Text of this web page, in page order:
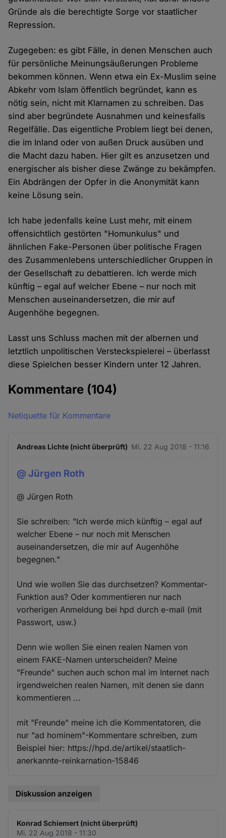
Gründe als die berechtigte Sorge vor staatlicher
Repression.
Zugegeben: es gibt Fälle, in denen Menschen auch
für persönliche Meinungsäußerungen Probleme
bekommen können. Wenn etwa ein Ex-Muslim seine
Abkehr vom Islam öffentlich begründet, kann es
nötig sein, nicht mit Klarnamen zu schreiben. Das
sind aber begründete Ausnahmen und keinesfalls
Regelfälle. Das eigentliche Problem liegt bei denen,
die im Inland oder von außen Druck ausüben und
die Macht dazu haben. Hier gilt es anzusetzen und
energischer als bisher diese Zwänge zu bekämpfen.
Ein Abdrängen der Opfer in die Anonymität kann
keine Lösung sein.
Ich habe jedenfalls keine Lust mehr, mit einem
offensichtlich gestörten "Homunkulus" und
ähnlichen Fake-Personen über politische Fragen
des Zusammenlebens unterschiedlicher Gruppen in
der Gesellschaft zu debattieren. Ich werde mich
künftig – egal auf welcher Ebene – nur noch mit
Menschen auseinandersetzen, die mir auf
Augenhöhe begegnen.
Lasst uns Schluss machen mit der albernen und
letztlich unpolitischen Versteckspielerei – überlasst
diese Spielchen besser Kindern unter 12 Jahren.
Kommentare (104)
Netiquette für Kommentare
Andreas Lichte (nicht überprüft) Mi. 22 Aug 2018 - 11:16
@ Jürgen Roth
@ Jürgen Roth
Sie schreiben: "Ich werde mich künftig – egal auf
welcher Ebene – nur noch mit Menschen
auseinandersetzen, die mir auf Augenhöhe
begegnen."
Und wie wollen Sie das durchsetzen? Kommentar-
Funktion aus? Oder kommentieren nur nach
vorherigen Anmeldung bei hpd durch e-mail (mit
Passwort, usw.)
Denn wie wollen Sie einen realen Namen von
einem FAKE-Namen unterscheiden? Meine
"Freunde" suchen auch schon mal im Internet nach
irgendwelchen realen Namen, mit denen sie dann
kommentieren ...
mit "Freunde" meine ich die Kommentatoren, die
nur "ad hominem"-Kommentare schreiben, zum
Beispiel hier: https://hpd.de/artikel/staatlich-
anerkannte-reinkarnation-15846
Diskussion anzeigen
Konrad Schiemert (nicht überprüft)
Mi. 22 Aug 2018 - 11:30